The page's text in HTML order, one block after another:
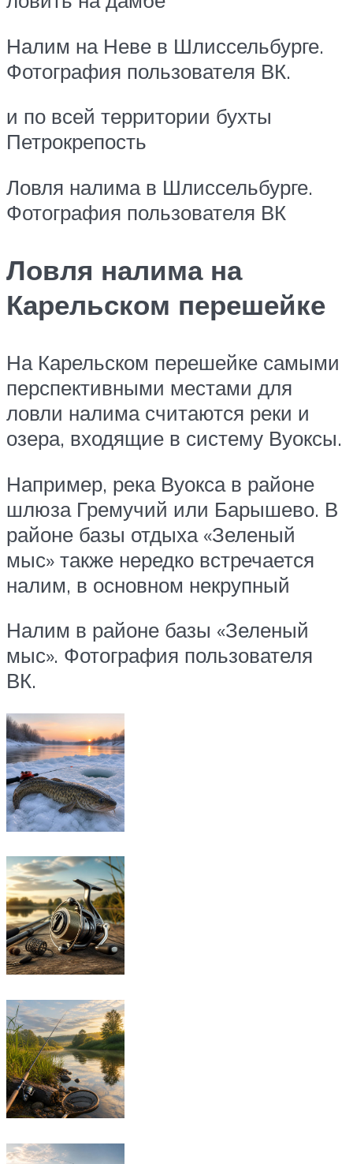
Налим на Неве в Шлиссельбурге.
Фотография пользователя ВК.
и по всей территории бухты
Петрокрепость
Ловля налима в Шлиссельбурге.
Фотография пользователя ВК
Ловля налима на
Карельском перешейке
На Карельском перешейке самыми
перспективными местами для
ловли налима считаются реки и
озера, входящие в систему Вуоксы.
Например, река Вуокса в районе
шлюза Гремучий или Барышево. В
районе базы отдыха «Зеленый
мыс» также нередко встречается
налим, в основном некрупный
Налим в районе базы «Зеленый
мыс». Фотография пользователя
ВК.